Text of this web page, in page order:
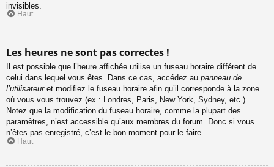
invisibles.
Haut
Les heures ne sont pas correctes !
Il est possible que l’heure affichée utilise un fuseau horaire différent de
celui dans lequel vous êtes. Dans ce cas, accédez au panneau de
l’utilisateuret modifiez le fuseau horaire afin qu’il corresponde à la zone
où vous vous trouvez (ex : Londres, Paris, New York, Sydney, etc.).
Notez que la modification du fuseau horaire, comme la plupart des
paramètres, n’est accessible qu’aux membres du forum. Donc si vous
n’êtes pas enregistré, c’est le bon moment pour le faire.
Haut